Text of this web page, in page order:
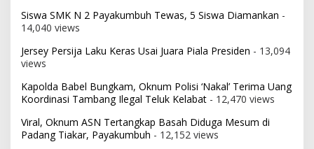
Siswa SMK N 2 Payakumbuh Tewas, 5 Siswa Diamankan -
14,040 views
Jersey Persija Laku Keras Usai Juara Piala Presiden - 13,094
views
Kapolda Babel Bungkam, Oknum Polisi ‘Nakal’ Terima Uang
Koordinasi Tambang Ilegal Teluk Kelabat - 12,470 views
Viral, Oknum ASN Tertangkap Basah Diduga Mesum di
Padang Tiakar, Payakumbuh - 12,152 views